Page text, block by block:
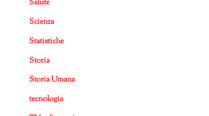
Salute
Scienza
Statistiche
Storia
Storia Umana
tecnologia